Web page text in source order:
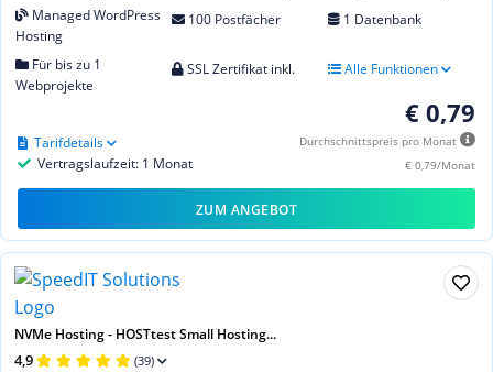
Managed WordPress
Hosting
100 Postfächer 1 Datenbank
Für bis zu 1
Webprojekte
SSL Zertifikat inkl. Alle Funktionen
€ 0,79
Durchschnittspreis pro Monat
€ 0,79/Monat
Vertragslaufzeit: 1 Monat
Tarifdetails
ZUM ANGEBOT
NVMe Hosting - HOSTtest Small Hosting...
4,9 (39)